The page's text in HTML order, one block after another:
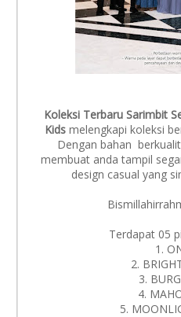
Koleksi Terbaru Sarimbit
Kids melengkapi koleksi
Dengan bahan
membuat anda tampil
design casual yang
Terdapat 05
1.
2.
3.
4.
5.